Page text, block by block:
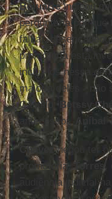
Boluarteindicou
perguntaria por que
falhar,
promotoria está
incluí-los nessa
maioria deles - não
Castillo, Betssy
antecessor,
Aníbal
Cháveznegou ter
promotoria.Torres,
audiência judicial